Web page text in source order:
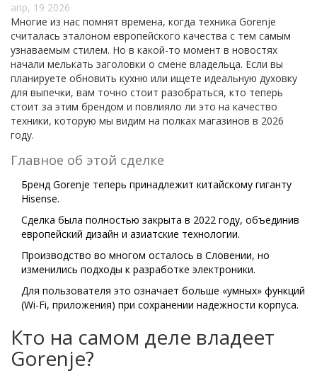
апр, 19 2026
Многие из нас помнят времена, когда техника Gorenje
считалась эталоном европейского качества с тем самым
узнаваемым стилем. Но в какой-то момент в новостях
начали мелькать заголовки о смене владельца. Если вы
планируете обновить кухню или ищете идеальную духовку
для выпечки, вам точно стоит разобраться, кто теперь
стоит за этим брендом и повлияло ли это на качество
техники, которую мы видим на полках магазинов в 2026
году.
Главное об этой сделке
Бренд Gorenje теперь принадлежит китайскому гиганту
Hisense.
Сделка была полностью закрыта в 2022 году, объединив
европейский дизайн и азиатские технологии.
Производство во многом осталось в Словении, но
изменились подходы к разработке электроники.
Для пользователя это означает больше «умных» функций
(Wi-Fi, приложения) при сохранении надежности корпуса.
Кто на самом деле владеет
Gorenje?